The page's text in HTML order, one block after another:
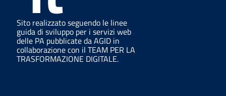
Sito realizzato seguendo le linee
guida di sviluppo per i servizi web
delle PA pubblicate da AGID in
collaborazione con il TEAM PER LA
TRASFORMAZIONE DIGITALE.